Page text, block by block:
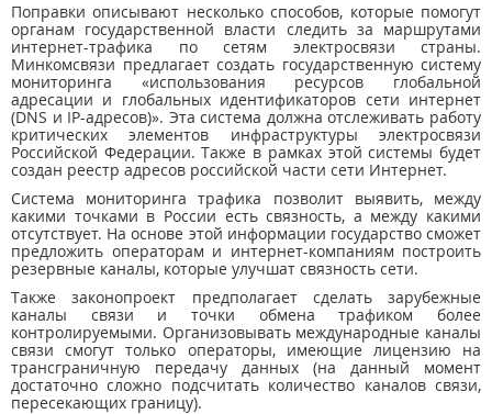
Поправки описывают несколько способов, которые помогут
органам государственной власти следить за маршрутами
интернет-трафика по сетям электросвязи страны.
Минкомсвязи предлагает создать государственную систему
мониторинга «использования ресурсов глобальной
адресации и глобальных идентификаторов сети интернет
(DNS и IP-адресов)». Эта система должна отслеживать работу
критических элементов инфраструктуры электросвязи
Российской Федерации. Также в рамках этой системы будет
создан реестр адресов российской части сети Интернет.
Система мониторинга трафика позволит выявить, между
какими точками в России есть связность, а между какими
отсутствует. На основе этой информации государство сможет
предложить операторам и интернет-компаниям построить
резервные каналы, которые улучшат связность сети.
Также законопроект предполагает сделать зарубежные
каналы связи и точки обмена трафиком более
контролируемыми. Организовывать международные каналы
связи смогут только операторы, имеющие лицензию на
трансграничную передачу данных (на данный момент
достаточно сложно подсчитать количество каналов связи,
пересекающих границу).